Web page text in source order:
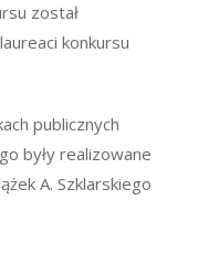
został
konkursu
publicznych
były realizowane
A. Szklarskiego